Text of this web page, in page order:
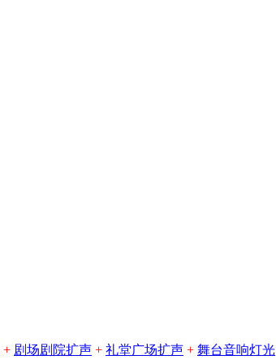
+ 剧场剧院扩声 + 礼堂广场扩声 + 舞台音响灯光